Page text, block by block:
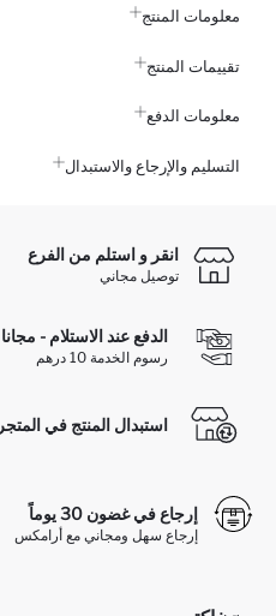
معلومات المنتج
تقييمات المنتج
معلومات الدفع
التسليم والإرجاع والاستبدال
انقر و استلم من الفرع
توصيل مجاني
الدفع عند الاستلام - مجانا
رسوم الخدمة 10 درهم
استبدال المنتج في المتجر
إرجاع في غضون 30 يوماً
إرجاع سهل ومجاني مع أرامكس